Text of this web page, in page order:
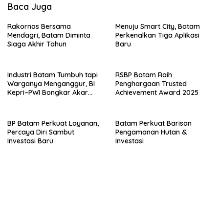
Baca Juga
Rakornas Bersama
Mendagri, Batam Diminta
Siaga Akhir Tahun
Menuju Smart City, Batam
Perkenalkan Tiga Aplikasi
Baru
Industri Batam Tumbuh tapi
Warganya Menganggur, BI
Kepri–PWI Bongkar Akar
RSBP Batam Raih
Penghargaan Trusted
Achievement Award 2025
BP Batam Perkuat Layanan,
Percaya Diri Sambut
Investasi Baru
Batam Perkuat Barisan
Pengamanan Hutan &
Investasi